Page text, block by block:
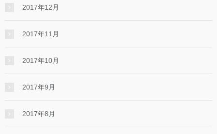
2017年12月
2017年11月
2017年10月
2017年9月
2017年8月